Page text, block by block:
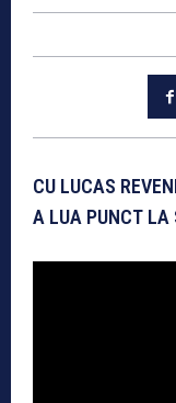
CU LUCAS
A LUA PUNCT LA